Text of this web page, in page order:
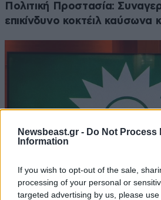
Newsbeast.gr - Do Not Process
Information
If you wish to opt-out of the sale,
processing of your personal or
targeted advertising by us, please
Πολιτική Προστασία:
επικίνδυνο κοκτέιλ καύσωνα